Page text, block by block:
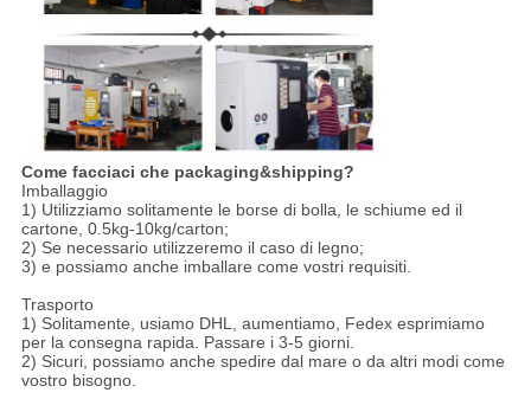
Come facciaci che packaging&shipping?
Imballaggio
1) Utilizziamo solitamente le borse di bolla, le schiume ed il
cartone, 0.5kg-10kg/carton;
2) Se necessario utilizzeremo il caso di legno;
3) e possiamo anche imballare come vostri requisiti.
Trasporto
1) Solitamente, usiamo DHL, aumentiamo, Fedex esprimiamo
per la consegna rapida. Passare i 3-5 giorni.
2) Sicuri, possiamo anche spedire dal mare o da altri modi come
vostro bisogno.